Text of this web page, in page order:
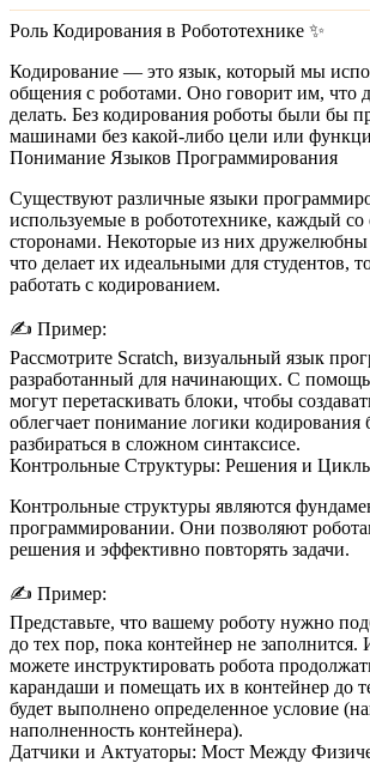
Роль Кодирования в Робототехнике ✨
Кодирование — это язык, который мы
общения с роботами. Оно говорит им, что
делать. Без кодирования роботы были бы
машинами без какой-либо цели или
Понимание Языков Программирования
Существуют различные языки
используемые в робототехнике, каждый
сторонами. Некоторые из них
что делает их идеальными для студентов,
работать с кодированием.
✍️ Пример:
Рассмотрите Scratch, визуальный язык
разработанный для начинающих. С
могут перетаскивать блоки, чтобы
облегчает понимание логики кодирования
разбираться в сложном синтаксисе.
Контрольные Структуры: Решения и
Контрольные структуры являются
программировании. Они позволяют
решения и эффективно повторять задачи.
✍️ Пример:
Представьте, что вашему роботу нужно
до тех пор, пока контейнер не заполнится.
можете инструктировать робота
карандаши и помещать их в контейнер до
будет выполнено определенное условие
наполненность контейнера).
Датчики и Актуаторы: Мост Между